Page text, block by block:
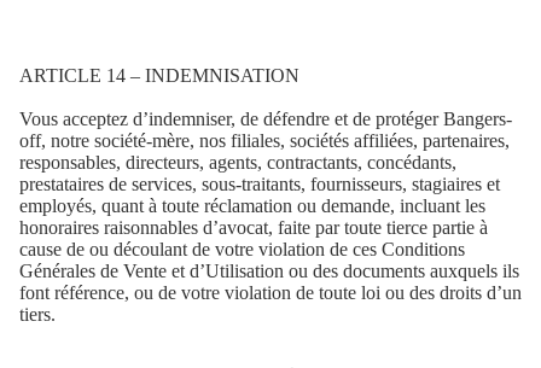
ARTICLE 14 – INDEMNISATION
Vous acceptez d’indemniser, de défendre et de protéger Bangers-
off, notre société-mère, nos filiales, sociétés affiliées, partenaires,
responsables, directeurs, agents, contractants, concédants,
prestataires de services, sous-traitants, fournisseurs, stagiaires et
employés, quant à toute réclamation ou demande, incluant les
honoraires raisonnables d’avocat, faite par toute tierce partie à
cause de ou découlant de votre violation de ces Conditions
Générales de Vente et d’Utilisation ou des documents auxquels ils
font référence, ou de votre violation de toute loi ou des droits d’un
tiers.